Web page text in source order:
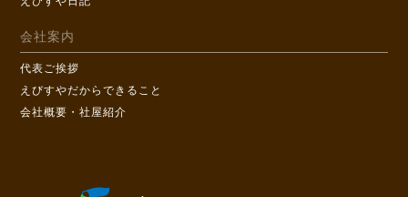
会社案内
代表ご挨拶
えびすやだからできること
会社概要・社屋紹介